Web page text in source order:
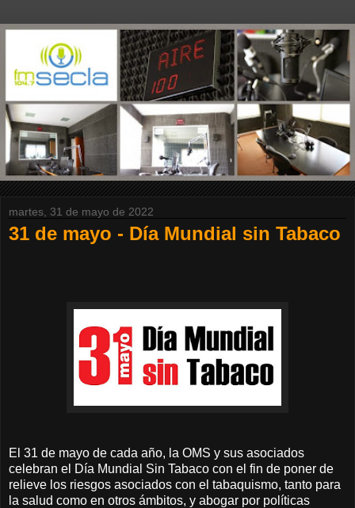
martes, 31 de mayo de 2022
31 de mayo - Día Mundial sin Tabaco
El 31 de mayo de cada año, la OMS y sus asociados
celebran el Día Mundial Sin Tabaco con el fin de poner de
relieve los riesgos asociados con el tabaquismo, tanto para
la salud como en otros ámbitos, y abogar por políticas